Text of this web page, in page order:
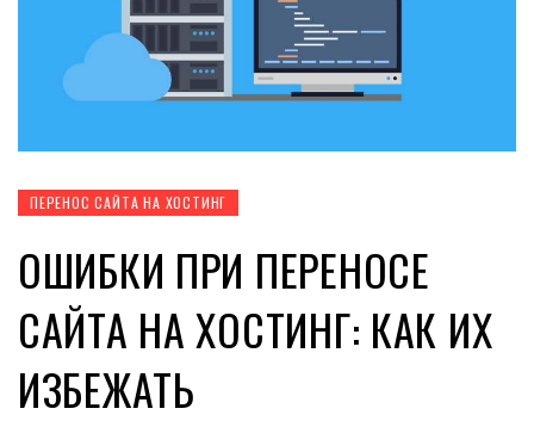
ПЕРЕНОС САЙТА НА ХОСТИНГ
ОШИБКИ ПРИ ПЕРЕНОСЕ
САЙТА НА ХОСТИНГ: КАК ИХ
ИЗБЕЖАТЬ